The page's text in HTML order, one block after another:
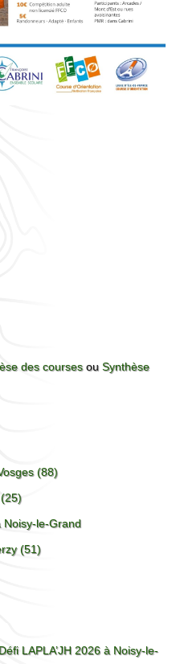
des coursesouSynthèse
(88)
Noisy-le-Grand
(51)
LAPLA’JH 2026 à Noisy-le-